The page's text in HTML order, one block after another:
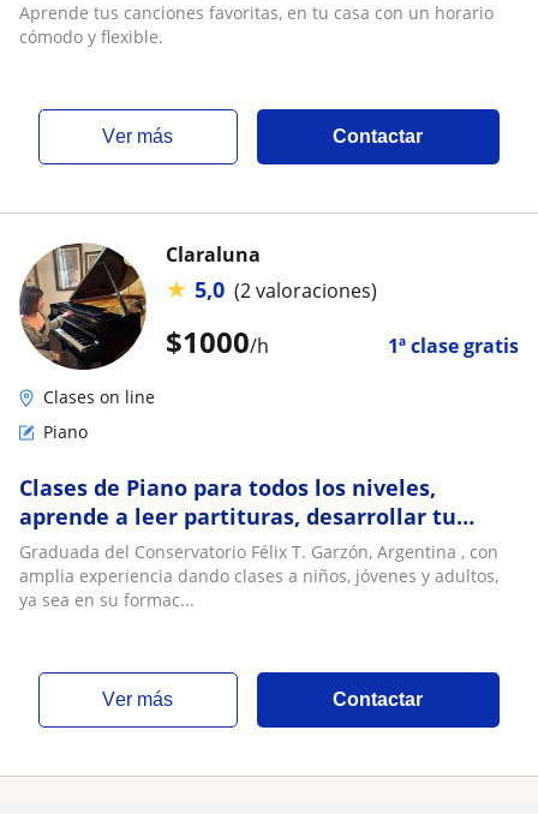
Aprende tus canciones favoritas, en tu casa con un horario
cómodo y flexible.
ver más Contactar
$1000/h 1ª clase gratis
Claraluna
★ 5,0 (2 valoraciones)
Clases on line
Piano
Clases de Piano para todos los niveles,
aprende a leer partituras, desarrollar tu
técnica y tu expresividad
Graduada del Conservatorio Félix T. Garzón, Argentina , con
amplia experiencia dando clases a niños, jóvenes y adultos,
ya sea en su formac...
ver más Contactar